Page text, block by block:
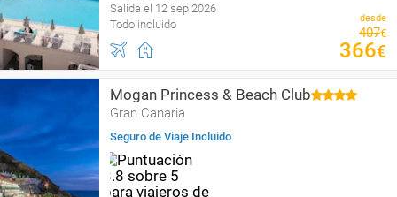
Salida el 12 sep 2026
Todo incluido
desde
407€
366€
Mogan Princess & Beach Club
Gran Canaria
Seguro de Viaje Incluido